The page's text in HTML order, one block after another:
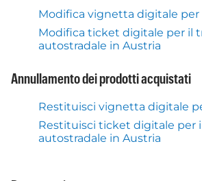
Modifica vignetta digitale per
Modifica ticket digitale per il
autostradale in Austria
Annullamento dei prodotti acquistati
Restituisci vignetta digitale
Restituisci ticket digitale per
autostradale in Austria